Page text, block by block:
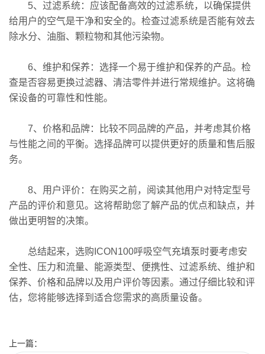
5、过滤系统：应该配备高效的过滤系统，以确保提供
给用户的空气是干净和安全的。检查过滤系统是否能有效去
除水分、油脂、颗粒物和其他污染物。
6、维护和保养：选择一个易于维护和保养的产品。检
查是否容易更换过滤器、清洁零件并进行常规维护。这将确
保设备的可靠性和性能。
7、价格和品牌：比较不同品牌的产品，并考虑其价格
与性能之间的平衡。选择品牌可以提供更好的质量和售后服
务。
8、用户评价：在购买之前，阅读其他用户对特定型号
产品的评价和意见。这将帮助您了解产品的优点和缺点，并
做出更明智的决策。
总结起来，选购ICON100呼吸空气充填泵时要考虑安
全性、压力和流量、能源类型、便携性、过滤系统、维护和
保养、价格和品牌以及用户评价等因素。通过仔细比较和评
估，您将能够选择到适合您需求的高质量设备。
上一篇：